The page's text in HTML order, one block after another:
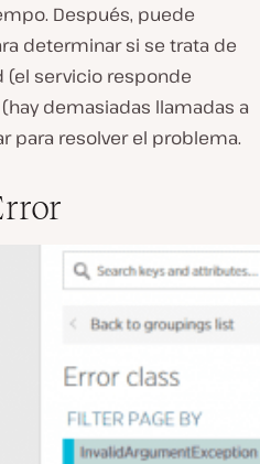
Después, puede
determinar si se trata de
(el servicio responde
demasiadas llamadas a
para resolver el problema.